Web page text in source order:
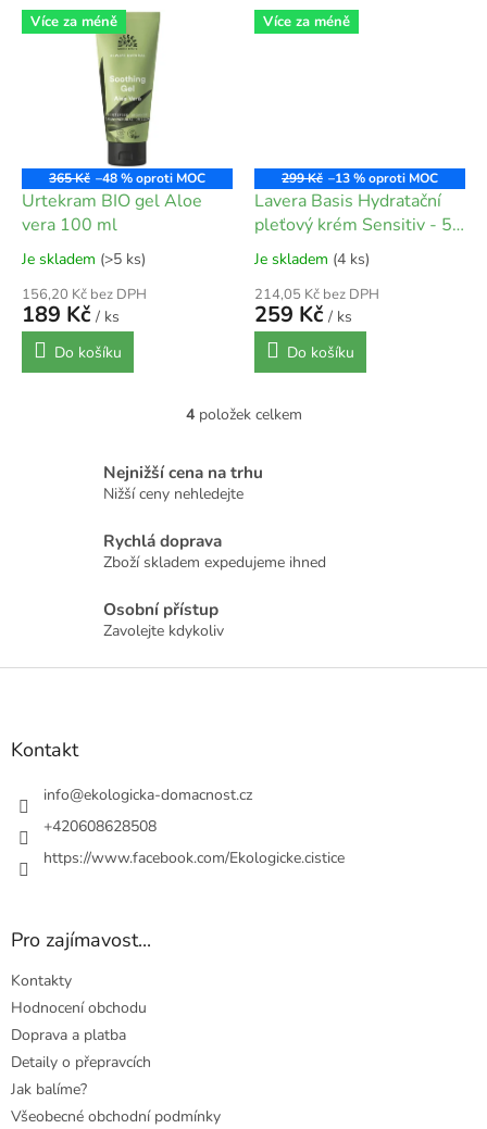
Více za méně
365 Kč –48 %
Urtekram BIO gel Aloe
vera 100 ml
Je skladem (>5 ks)
156,20 Kč bez DPH
189 Kč / ks
Do košíku
Více za méně
299 Kč –13 %
Lavera Basis Hydratační
pleťový krém Sensitiv - 50
ml
Je skladem (4 ks)
214,05 Kč bez DPH
259 Kč / ks
Do košíku
O
l
á
d
í
y
u
4položek celkem
Nejnižší cena na trhu
Nižší ceny nehledejte
Rychlá doprava
Zboží skladem expedujeme ihned
Osobní přístup
Zavolejte kdykoliv
Z
Kontakt
info@ekologicka-domacnost.cz
+420608628508
https://www.facebook.com/Ekologicke.cistice
Pro zajímavost...
Kontakty
Hodnocení obchodu
Doprava a platba
Detaily o přepravcích
Jak balíme?
Všeobecné obchodní podmínky